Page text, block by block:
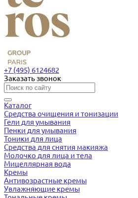
+7 (495) 6124682
Заказать звонок
Каталог
Средства очищения и тонизации
Гели для умывания
Пенки для умывания
Тоники для лица
Средства для снятия макияжа
Молочко для лица и тела
Мицеллярная вода
Кремы
Антивозрастные кремы
Увлажняющие кремы